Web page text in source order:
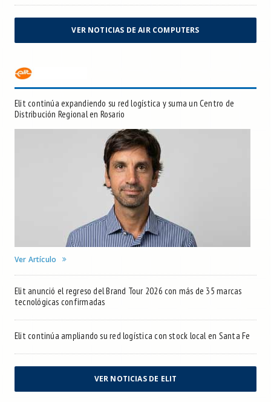
VER NOTICIAS DE AIR COMPUTERS
Elit continúa expandiendo su red logística y suma un Centro de
Distribución Regional en Rosario
Ver Artículo
Elit anunció el regreso del Brand Tour 2026 con más de 35 marcas
tecnológicas confirmadas
Elit continúa ampliando su red logística con stock local en Santa Fe
VER NOTICIAS DE ELIT